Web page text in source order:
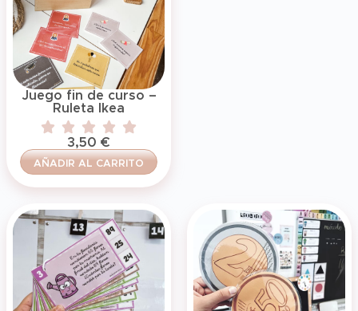
Juego fin de curso –
Ruleta Ikea
3,50 €
AÑADIR AL CARRITO